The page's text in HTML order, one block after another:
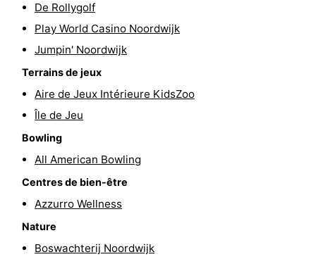
Zee
Nature
Zuid-
Amsterdam
Zandvoort
Hollande-
Leiden
Bollenstreek
Nature
De Rollygolf
Play World Casino Noordwijk
Jumpin' Noordwijk
Terrains de jeux
Aire de Jeux Intérieure KidsZoo
Île de Jeu
Bowling
All American Bowling
Centres de bien-être
Azzurro Wellness
Nature
Boswachterij Noordwijk